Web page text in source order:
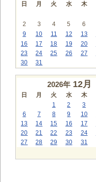
日 月 火 水 木
2
3 4 5 6
9
10 11 12 13
16
17 18 19 20
23
24 25 26 27
30
31
2026年 12月
日 月 火 水 木
1
2 3
6
7 8 9 10
13
14 15 16 17
20
21 22 23 24
27
28 29 30 31